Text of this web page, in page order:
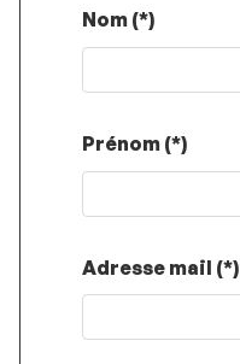
Nom (*)
Prénom (*)
Adresse mail (*)